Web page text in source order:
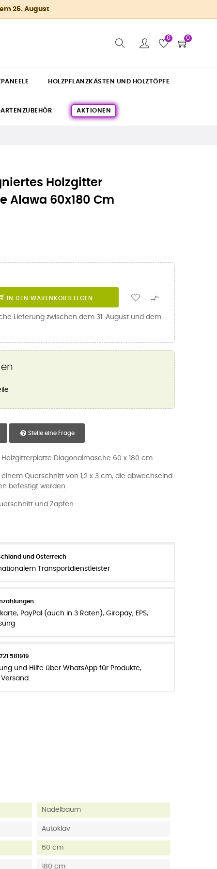
26. August
0 0
HOLZPFLANZKÄSTEN UND HOLZTÖPFE
AKTIONEN
Holzgitter
Alawa 60x180 Cm
IN DEN WARENKORB LEGEN 
Lieferung zwischen dem 31. August und dem
Stelle eine Frage
Diagonalmasche 60 x 180 cm
Querschnitt von 1,2 x 3 cm, die abwechselnd
befestigt werden
und Zapfen
und Österreich
Transportdienstleister
PayPal (auch in 3 Raten), Giropay, EPS,
581919
und Hilfe über WhatsApp für Produkte,
Nadelbaum
Autoklav
60 cm
180 cm